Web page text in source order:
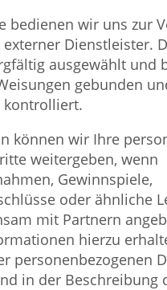
bedienen wir uns zur
Dienstleister.
ausgewählt und
gebunden
kontrolliert.
können wir Ihre
weitergeben, wenn
Gewinnspiele,
oder ähnliche
mit Partnern
hierzu
personenbezogenen
in der Beschreibung